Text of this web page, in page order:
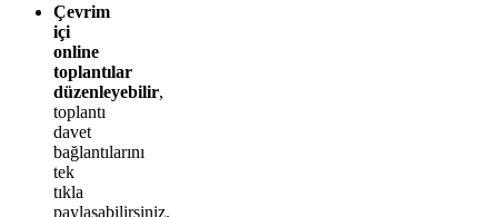
Çevrim
içi
online
toplantılar
düzenleyebilir,
toplantı
davet
bağlantılarını
tek
tıkla
paylaşabilirsiniz.